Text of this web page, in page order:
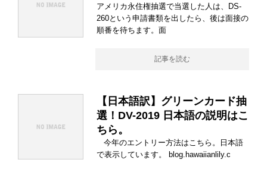
アメリカ永住権抽選で当選した人は、DS-
260という申請書類を出したら、後は面接の
順番を待ちます。面
記事を読む
【日本語訳】グリーンカード抽
選！DV-2019 日本語の説明はこ
ちら。
今年のエントリー方法はこちら。日本語
で表示しています。 blog.hawaiianlily.c